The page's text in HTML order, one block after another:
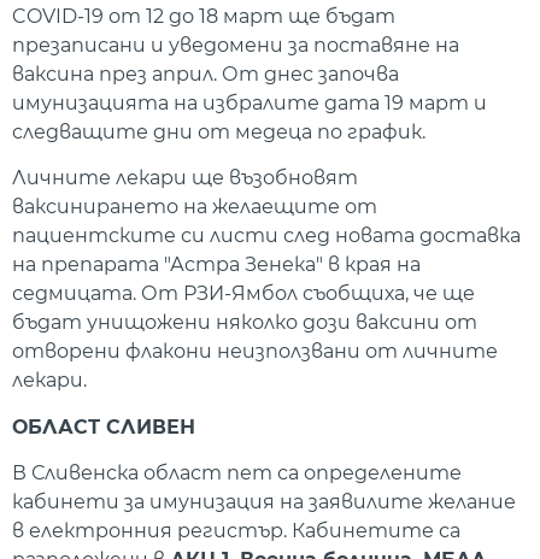
COVID-19 от 12 до 18 март ще бъдат
презаписани и уведомени за поставяне на
ваксина през април. От днес започва
имунизацията на избралите дата 19 март и
следващите дни от медеца по график.
Личните лекари ще възобновят
ваксинирането на желаещите от
пациентските си листи след новата доставка
на препарата "Астра Зенека" в края на
седмицата. От РЗИ-Ямбол съобщиха, че ще
бъдат унищожени няколко дози ваксини от
отворени флакони неизползвани от личните
лекари.
ОБЛАСТ СЛИВЕН
В Сливенска област пет са определените
кабинети за имунизация на заявилите желание
в електронния регистър. Кабинетите са